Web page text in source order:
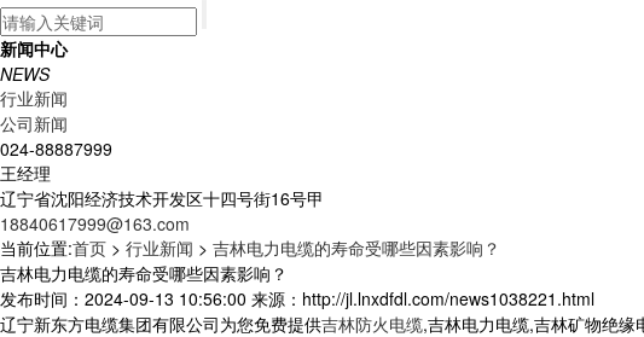
新闻中心
NEWS
行业新闻
公司新闻
024-88887999
王经理
辽宁省沈阳经济技术开发区十四号街16号甲
18840617999@163.com
当前位置:首页 > 行业新闻 > 吉林电力电缆的寿命受哪些因素影响？
吉林电力电缆的寿命受哪些因素影响？
发布时间：2024-09-13 10:56:00 来源：http://jl.lnxdfdl.com/news1038221.html
辽宁新东方电缆集团有限公司为您免费提供吉林防火电缆,吉林电力电缆,吉林矿物绝缘